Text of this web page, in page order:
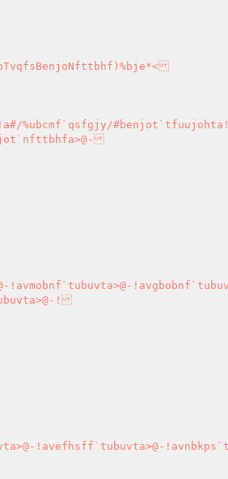
%ubcmf`qsfgjy/
!avmobnf`tubuvta>@-
!
!avefhsff`tubuvta>@-